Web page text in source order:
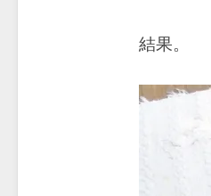
結果。